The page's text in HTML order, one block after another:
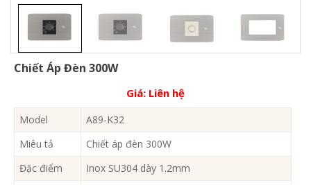
Chiết Áp Đèn 300W
Giá: Liên hệ
Model
A89-K32
Miêu tả
Chiết áp đèn 300W
Đặc điểm
Inox SU304 dày 1.2mm